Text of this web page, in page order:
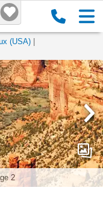
(USA)
2